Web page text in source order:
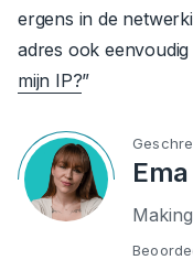
ergens in de
adres ook
mijn IP?”